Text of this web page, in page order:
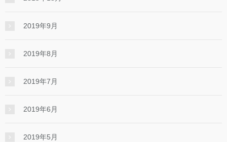
2019年9月
2019年8月
2019年7月
2019年6月
2019年5月